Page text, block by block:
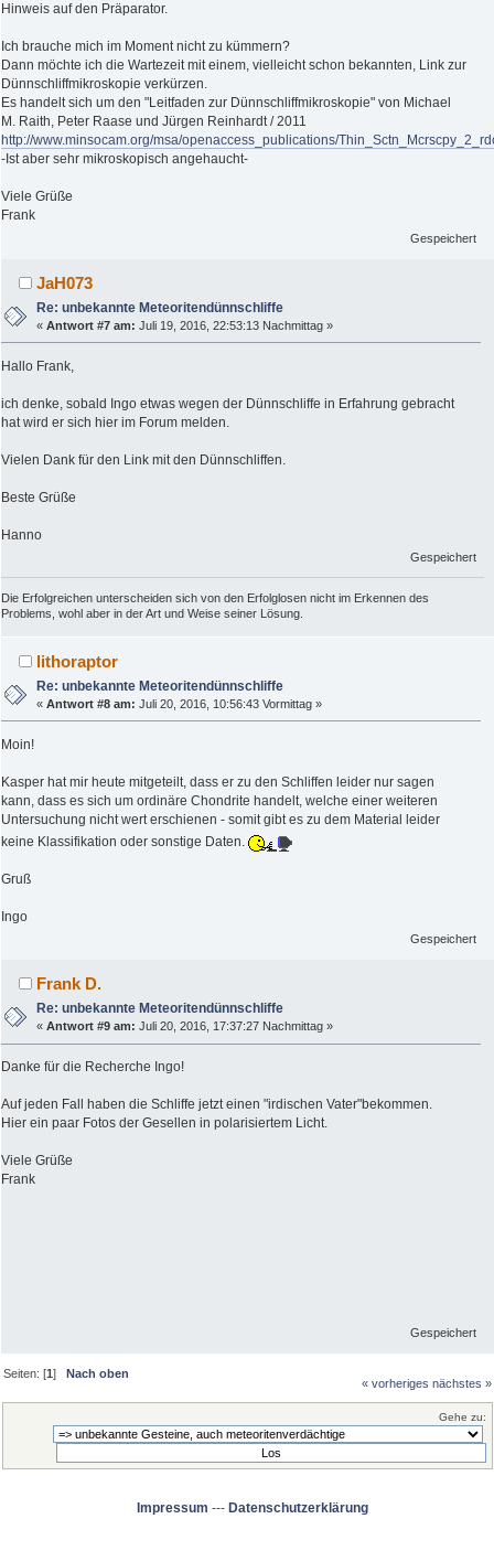
Hinweis auf den Präparator.
Ich brauche mich im Moment nicht zu kümmern?
Dann möchte ich die Wartezeit mit einem, vielleicht schon bekannten, Link zur
Dünnschliffmikroskopie verkürzen.
Es handelt sich um den "Leitfaden zur Dünnschliffmikroskopie" von Michael
M. Raith, Peter Raase und Jürgen Reinhardt / 2011
http://www.minsocam.org/msa/openaccess_publications/
-Ist aber sehr mikroskopisch angehaucht-
Viele Grüße
Frank
Gespeichert
JaH073
Re: unbekannte Meteoritendünnschliffe
«Antwort #7 am: Juli 19, 2016, 22:53:13 Nachmittag »
Hallo Frank,
ich denke, sobald Ingo etwas wegen der Dünnschliffe in Erfahrung gebracht
hat wird er sich hier im Forum melden.
Vielen Dank für den Link mit den Dünnschliffen.
Beste Grüße
Hanno
Gespeichert
Die Erfolgreichen unterscheiden sich von den Erfolglosen nicht im Erkennen des
Problems, wohl aber in der Art und Weise seiner Lösung.
lithoraptor
Re: unbekannte Meteoritendünnschliffe
«Antwort #8 am: Juli 20, 2016, 10:56:43 Vormittag »
Moin!
Kasper hat mir heute mitgeteilt, dass er zu den Schliffen leider nur sagen
kann, dass es sich um ordinäre Chondrite handelt, welche einer weiteren
Untersuchung nicht wert erschienen - somit gibt es zu dem Material leider
keine Klassifikation oder sonstige Daten.
Gruß
Ingo
Gespeichert
Frank D.
Re: unbekannte Meteoritendünnschliffe
«Antwort #9 am: Juli 20, 2016, 17:37:27 Nachmittag »
Danke für die Recherche Ingo!
Auf jeden Fall haben die Schliffe jetzt einen "irdischen Vater"bekommen.
Hier ein paar Fotos der Gesellen in polarisiertem Licht.
Viele Grüße
Frank
Gespeichert
Seiten: [1] Nach oben
« vorheriges nächstes »
Gehe zu:
Impressum --- Datenschutzerklärung